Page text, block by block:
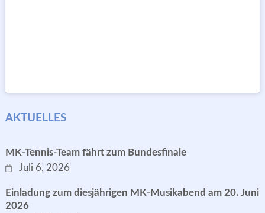
AKTUELLES
MK-Tennis-Team fährt zum Bundesfinale
Juli 6, 2026
Einladung zum diesjährigen MK-Musikabend am 20. Juni
2026